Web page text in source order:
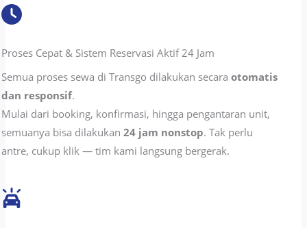
Proses Cepat & Sistem Reservasi Aktif 24 Jam
Semua proses sewa di Transgo dilakukan secaraotomatis
dan responsif.
Mulai dari booking, konfirmasi, hingga pengantaran unit,
semuanya bisa dilakukan24 jam nonstop. Tak perlu
antre, cukup klik — tim kami langsung bergerak.